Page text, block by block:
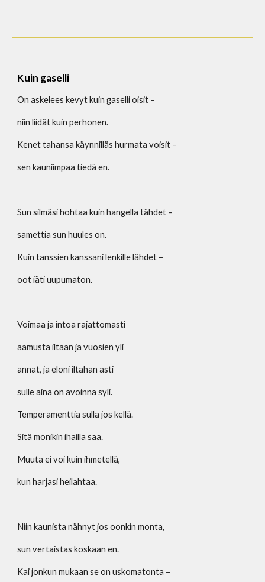
Kuin gaselli
On askelees kevyt kuin gaselli oisit –
niin liidät kuin perhonen.
Kenet tahansa käynnilläs hurmata voisit –
sen kauniimpaa tiedä en.
Sun silmäsi hohtaa kuin hangella tähdet –
samettia sun huules on.
Kuin tanssien kanssani lenkille lähdet –
oot iäti uupumaton.
Voimaa ja intoa rajattomasti
aamusta iltaan ja vuosien yli
annat, ja eloni iltahan asti
sulle aina on avoinna syli.
Temperamenttia sulla jos kellä.
Sitä monikin ihailla saa.
Muuta ei voi kuin ihmetellä,
kun harjasi heilahtaa.
Niin kaunista nähnyt jos oonkin monta,
sun vertaistas koskaan en.
Kai jonkun mukaan se on uskomatonta –